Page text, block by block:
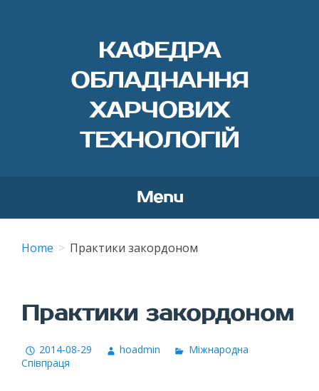
КАФЕДРА
ОБЛАДНАННЯ
ХАРЧОВИХ
ТЕХНОЛОГІЙ
Menu
content
Home Практики закордоном
Практики закордоном
2014-08-29 hoadmin
Міжнародна
Співпраця